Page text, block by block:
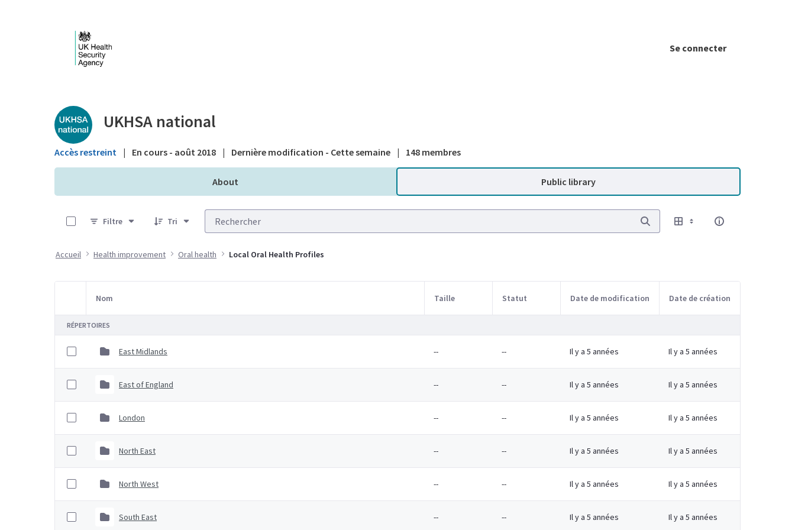
Se connecter
Public library - UKHSA national
UKHSA national
Accès restreint | En cours - août 2018 | Dernière modification - Cette semaine | 148 membres
About Public library
Filtre
Tri
Accueil Health improvement Oral health Local Oral Health Profiles
Sélection d'article
Nom Taille Statut Date de modification Date de création
RÉPERTOIRES
East Midlands -- -- Il y a 5 années Il y a 5 années
East of England -- -- Il y a 5 années Il y a 5 années
London -- -- Il y a 5 années Il y a 5 années
North East -- -- Il y a 5 années Il y a 5 années
North West -- -- Il y a 5 années Il y a 5 années
South East -- -- Il y a 5 années Il y a 5 années